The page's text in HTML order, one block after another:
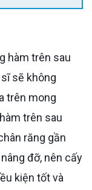
sẽ không
trên mong
trên sau
răng gần
đỡ, nên cấy
kiện tốt và